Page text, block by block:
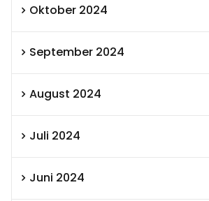
Oktober 2024
September 2024
August 2024
Juli 2024
Juni 2024